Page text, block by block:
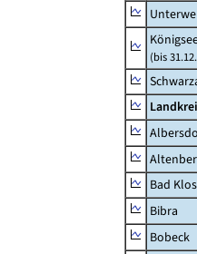
(bis
Bad
Bibra
Bobeck